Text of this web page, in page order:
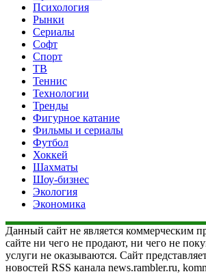
Психология
Рынки
Сериалы
Софт
Спорт
ТВ
Теннис
Технологии
Тренды
Фигурное катание
Фильмы и сериалы
Футбол
Хоккей
Шахматы
Шоу-бизнес
Экология
Экономика
Данный сайт не является коммерческим
сайте ни чего не продают, ни чего не
услуги не оказываются. Сайт
новостей RSS канала news.rambler.ru,